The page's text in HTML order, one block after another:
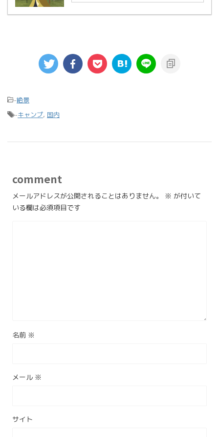
-絶景
-キャンプ, 国内
comment
メールアドレスが公開されることはありません。 ※ が付いて
いる欄は必須項目です
名前 ※
メール ※
サイト